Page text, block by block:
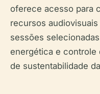
oferece acesso para
recursos
sessões
energética e
de sustentabilidade